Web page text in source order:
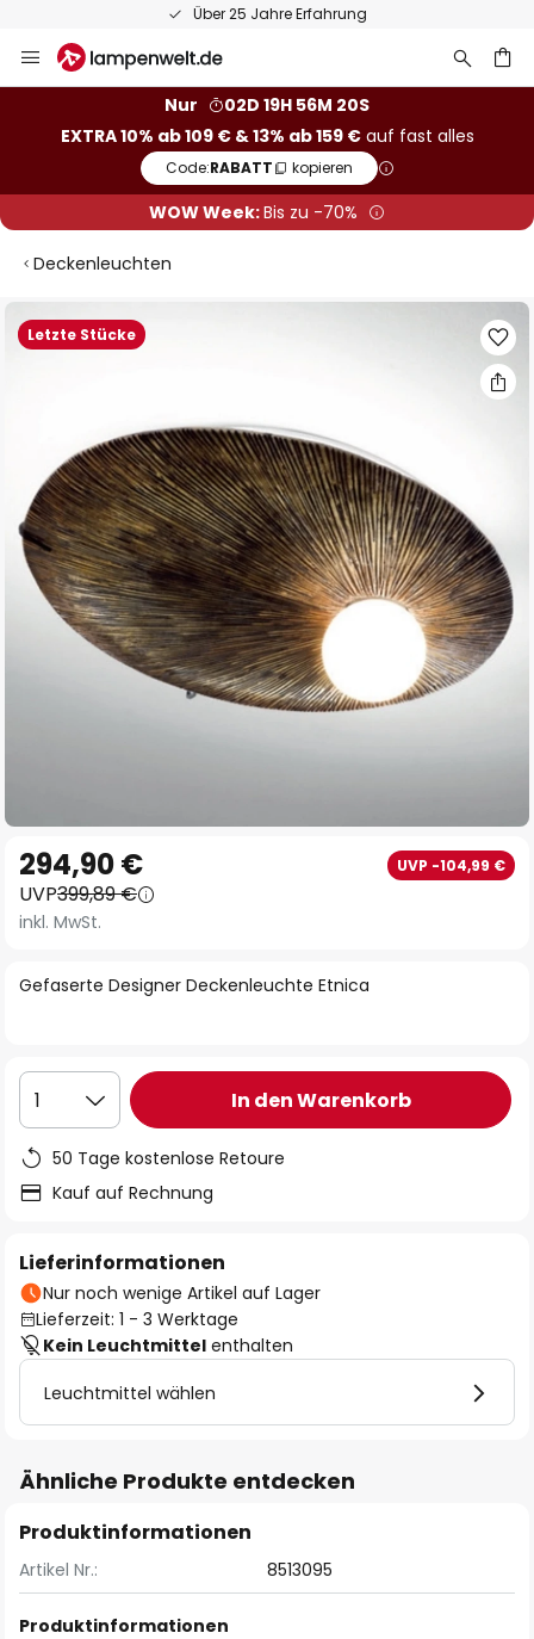
Über 25 Jahre Erfahrung
Inhalt
Nur
02D 19H 56M 19S
EXTRA 10% ab 109 € & 13% ab 159 €auf fast alles
Code:RABATT kopieren
WOW Week:Bis zu -70%
Deckenleuchten
Letzte Stücke
Zum
Ende
Anfang
der
Bildgalerie
Gefaserte Designer Deckenleuchte Etnica
294,90 € UVP -104,99 €
UVP399,89 €
inkl. MwSt.
1 In den Warenkorb
50 Tage kostenlose Retoure
Kauf auf Rechnung
Lieferinformationen
Nur noch wenige Artikel auf Lager
Lieferzeit: 1 - 3 Werktage
Kein Leuchtmittel enthalten
Leuchtmittel wählen
Ähnliche Produkte entdecken
Produktinformationen
Artikel Nr.: 8513095
Produktinformationen